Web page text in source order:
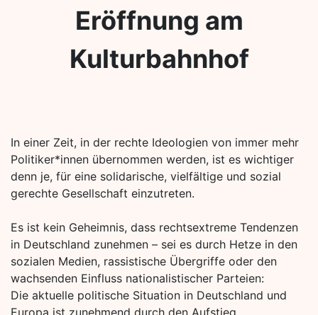
Eröffnung am
Kulturbahnhof
In einer Zeit, in der rechte Ideologien von immer mehr
Politiker*innen übernommen werden, ist es wichtiger
denn je, für eine solidarische, vielfältige und sozial
gerechte Gesellschaft einzutreten.
Es ist kein Geheimnis, dass rechtsextreme Tendenzen
in Deutschland zunehmen – sei es durch Hetze in den
sozialen Medien, rassistische Übergriffe oder den
wachsenden Einfluss nationalistischer Parteien:
Die aktuelle politische Situation in Deutschland und
Europa ist zunehmend durch den Aufstieg